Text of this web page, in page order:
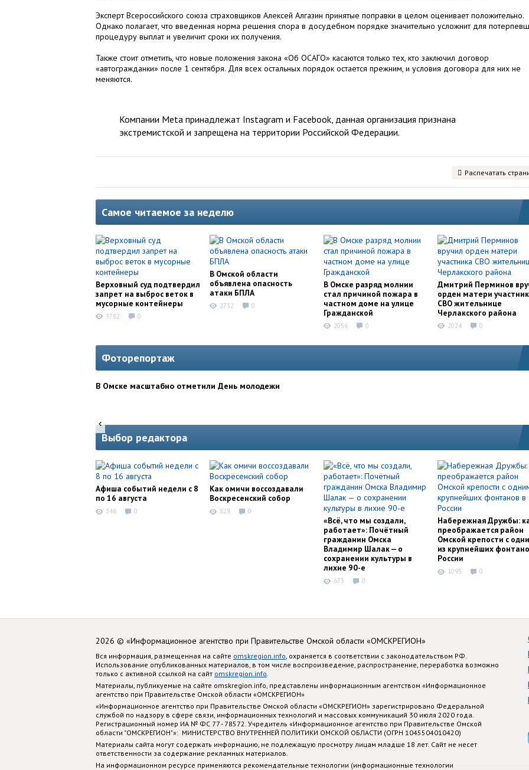
Эксперт Всероссийского союза страховщиков Алексей Алгазин принятые поправки в целом оценивает положительно.
Однако полагает, что введенная норма решения спора в досудебном порядке значительно усложнит для
процедуру выплат и увеличит сроки их получения.
Также стоит отметить, что новые положения закона «Об ОСАГО» касаются только тех, кто заключил договор
«автогражданки» после 1 сентября. Для всех остальных порядок остается прежним, и условия договора для них не
меняются.
Компании Meta принадлежат Instagram и Facebook, данная организация признана
экстремистской и запрещена на территории Российской Федерации.
Распечатать
Самое читаемое за неделю
Верховный суд подтвердил
запрет на выброс веток в
мусорные контейнеры
3782 0
В Омской области
объявлена опасность
атаки БПЛА
2732 0
В Омске разряд молнии
стал причиной пожара в
частном доме на улице
Гражданской
2056 0
Дмитрий Перминов
орден матери
СВО жительнице
Черлакского района
2024 0
Фоторепортаж
В Омске масштабно отметили День молодежи
Выбор редактора
Афиша событий недели с 8
по 16 августа
346 0
Как омичи воссоздавали
Воскресенский собор
828 0
«Всё, что мы создали,
работает»: Почётный
гражданин Омска
Владимир Шалак — о
сохранении культуры в
лихие 90-е
673 0
Набережная Дружбы:
преображается район
Омской крепости с
из крупнейших
России
1095 0
2026 © «Информационное агентство при Правительстве Омской области «ОМСКРЕГИОН»
Вся информация, размещенная на сайте omskregion.info , охраняется в соответствии с законодательством РФ.
Использование опубликованных материалов, в том числе воспроизведение, распространение, переработка возможно
только с активной ссылкой на сайт omskregion.info
Материалы, публикуемые на сайте omskregion.info, представлены информационным агентством «Информационное
агентство при Правительстве Омской области «ОМСКРЕГИОН»
«Информационное агентство при Правительстве Омской области «ОМСКРЕГИОН» зарегистрировано Федеральной
службой по надзору в сфере связи, информационных технологий и массовых коммуникаций 30 июля 2020 года.
Регистрационный номер ИА № ФС 77 - 78572. Учредитель «Информационное агентство при Правительстве Омской
области "ОМСКРЕГИОН"»: МИНИСТЕРСТВО ВНУТРЕННЕЙ ПОЛИТИКИ ОМСКОЙ ОБЛАСТИ (ОГРН 1045504010420)
Материалы сайта могут содержать информацию, не подлежащую просмотру лицам младше 18 лет. Сайт не несет
ответственности за содержание рекламных материалов.
На информационном ресурсе применяются рекомендательные технологии (информационные технологии